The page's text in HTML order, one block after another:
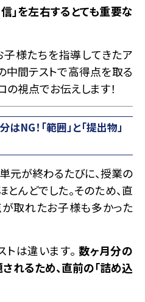
」を左右するとても重要な
様たちを指導してきたア
中間テストで高得点を取る
の視点でお伝えします！
NG！「範囲」と「提出物」
元が終わるたびに、授業の
んどでした。そのため、直
取れたお子様も多かった
トは違います。 数ヶ月分の
れるため、直前の「詰め込